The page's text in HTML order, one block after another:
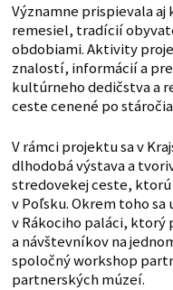
Významne prispievala aj
remesiel, tradícií
obdobiami. Aktivity
znalostí, informácií a
kultúrneho dedičstva a
ceste cenené po
V rámci projektu sa v
dlhodobá výstava a
stredovekej ceste, ktorú
v Poľsku. Okrem toho
v Rákociho paláci,
a návštevníkov na
spoločný workshop
partnerských múzeí.